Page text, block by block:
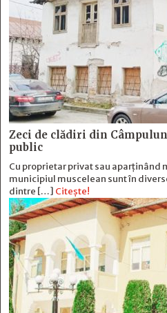
Zeci de clădiri din
public
Cu proprietar privat sau
municipiul muscelean sunt în
dintre […] Citește!